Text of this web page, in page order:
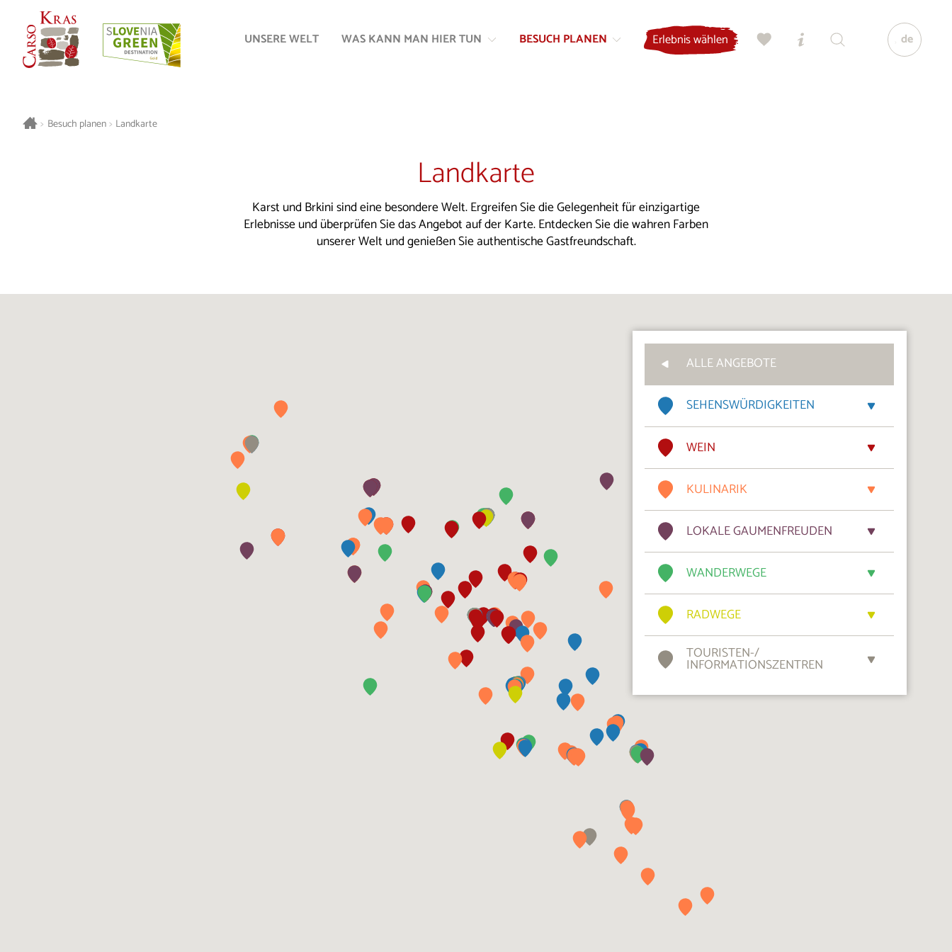
Inhalt
Navigation
UNSERE WELT WAS KANN MAN HIER TUN BESUCH PLANEN Erlebnis wählen de
> Besuch planen > Landkarte
Landkarte
Karst und Brkini sind eine besondere Welt. Ergreifen Sie die Gelegenheit für einzigartige
Erlebnisse und überprüfen Sie das Angebot auf der Karte. Entdecken Sie die wahren Farben
unserer Welt und genießen Sie authentische Gastfreundschaft.
ALLE ANGEBOTE
SEHENSWÜRDIGKEITEN
WEIN
KULINARIK
LOKALE GAUMENFREUDEN
WANDERWEGE
RADWEGE
TOURISTEN-/
INFORMATIONSZENTREN